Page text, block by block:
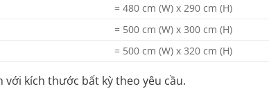
= 480 cm (W) x 290 cm (H)
= 500 cm (W) x 300 cm (H)
= 500 cm (W) x 320 cm (H)
với kích thước bất kỳ theo yêu cầu.